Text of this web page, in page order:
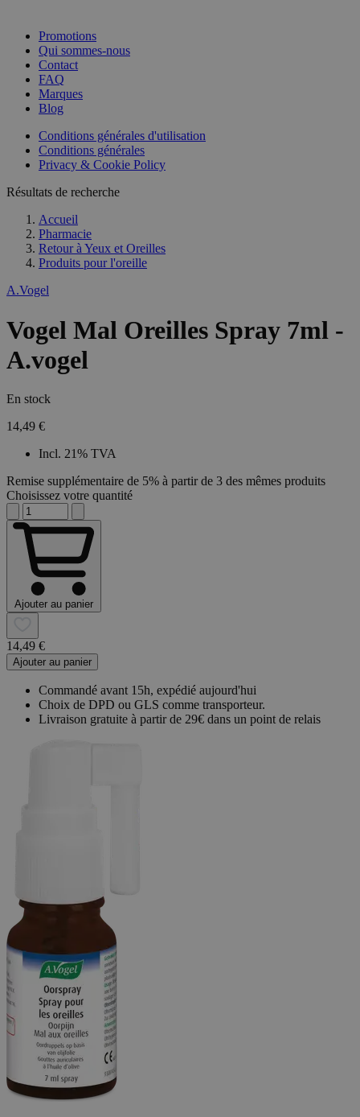
Promotions
Qui sommes-nous
Contact
FAQ
Marques
Blog
Conditions générales d'utilisation
Conditions générales
Privacy & Cookie Policy
Résultats de recherche
Accueil
Pharmacie
Retour à Yeux et Oreilles
Produits pour l'oreille
A.Vogel
Vogel Mal Oreilles Spray 7ml -
A.vogel
En stock
14,49 €
Incl. 21% TVA
Remise supplémentaire de 5% à partir de 3 des mêmes produits
Choisissez votre quantité
Ajouter au panier
14,49 €
Ajouter au panier
Commandé avant 15h, expédié aujourd'hui
Choix de DPD ou GLS comme transporteur.
Livraison gratuite à partir de 29€ dans un point de relais